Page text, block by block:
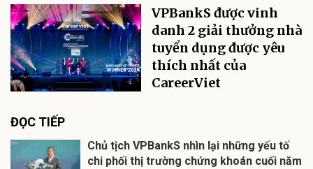
VPBankS được vinh
danh 2 giải thưởng nhà
tuyển dụng được yêu
thích nhất của
CareerViet
ĐỌC TIẾP
Chủ tịch VPBankS nhìn lại những yếu tố
chi phối thị trường chứng khoán cuối năm